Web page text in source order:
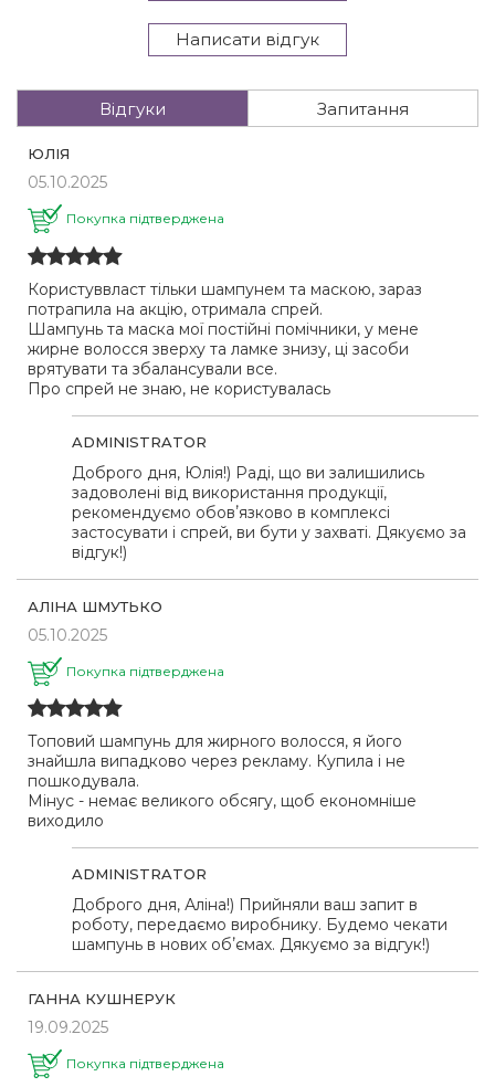
Написати відгук
Відгуки Запитання
ЮЛІЯ
05.10.2025
Покупка підтверджена
Користуввласт тільки шампунем та маскою, зараз
потрапила на акцію, отримала спрей.
Шампунь та маска мої постійні помічники, у мене
жирне волосся зверху та ламке знизу, ці засоби
врятувати та збалансували все.
Про спрей не знаю, не користувалась
ADMINISTRATOR
Доброго дня, Юлія!) Раді, що ви залишились
задоволені від використання продукції,
рекомендуємо обовʼязково в комплексі
застосувати і спрей, ви бути у захваті. Дякуємо за
відгук!)
АЛІНА ШМУТЬКО
05.10.2025
Покупка підтверджена
Топовий шампунь для жирного волосся, я його
знайшла випадково через рекламу. Купила і не
пошкодувала.
Мінус - немає великого обсягу, щоб економніше
виходило
ADMINISTRATOR
Доброго дня, Аліна!) Прийняли ваш запит в
роботу, передаємо виробнику. Будемо чекати
шампунь в нових обʼємах. Дякуємо за відгук!)
ГАННА КУШНЕРУК
19.09.2025
Покупка підтверджена